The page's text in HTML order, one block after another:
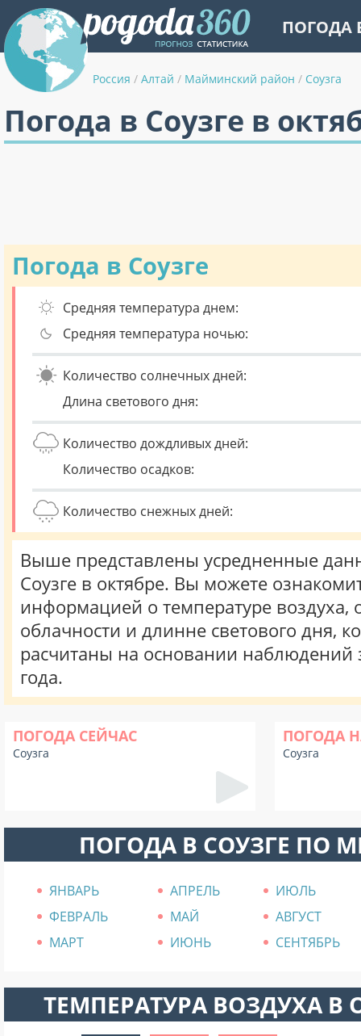
ПОГОДА
Россия / Алтай / Майминский район / Соузга
Погода в Соузге в
Погода в Соузге
Средняя температура днем:
Средняя температура ночью:
Количество солнечных дней:
Длина светового дня:
Количество дождливых дней:
Количество осадков:
Количество снежных дней:
Выше представлены усредненные
Соузге в октябре. Вы можете
информацией о температуре воздуха,
облачности и длинне светового дня,
расчитаны на основании наблюдений
года.
ПОГОДА СЕЙЧАС
Соузга
ПОГОДА
Соузга
ПОГОДА В СОУЗГЕ ПО
ЯНВАРЬ АПРЕЛЬ
ИЮЛЬ
ФЕВРАЛЬ
МАЙ
АВГУСТ
МАРТ
ИЮНЬ СЕНТЯБРЬ
ТЕМПЕРАТУРА ВОЗДУХА В